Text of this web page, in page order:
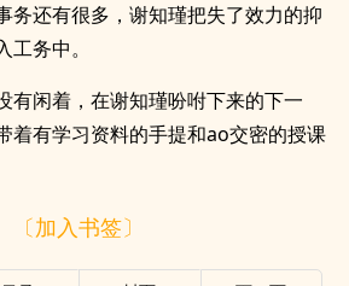
务还有很多，谢知瑾把失了效力的抑
务中。
有闲着，在谢知瑾吩咐下来的下一
着有学习资料的手提和ao交密的授课
〔加入书签〕